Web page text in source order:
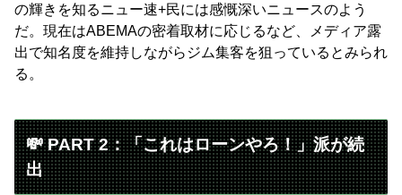
の輝きを知るニュー速+民には感慨深いニュースのよう
だ。現在はABEMAの密着取材に応じるなど、メディア露
出で知名度を維持しながらジム集客を狙っているとみられ
る。
💸 PART 2：「これはローンやろ！」派が続
出